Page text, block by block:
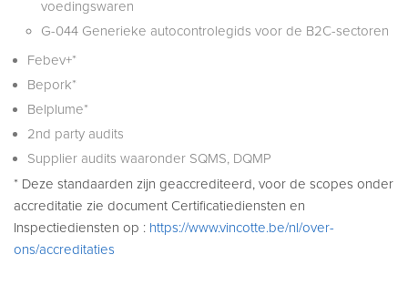
voedingswaren
G-044 Generieke autocontrolegids voor de B2C-sectoren
Febev+*
Bepork*
Belplume*
2nd party audits
Supplier audits waaronder SQMS, DQMP
* Deze standaarden zijn geaccrediteerd, voor de scopes onder
accreditatie zie document Certificatiediensten en
Inspectiediensten op : https://www.vincotte.be/nl/over-
ons/accreditaties